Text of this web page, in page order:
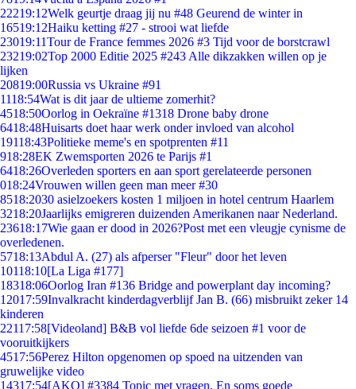
22219:12Welk geurtje draag jij nu #48 Geurend de winter in
16519:12Haiku ketting #27 - strooi wat liefde
23019:11Tour de France femmes 2026 #3 Tijd voor de borstcrawl
23219:02Top 2000 Editie 2025 #243 Alle dikzakken willen op je
lijken
20819:00Russia vs Ukraine #91
1118:54Wat is dit jaar de ultieme zomerhit?
4518:50Oorlog in Oekraïne #1318 Drone baby drone
6418:48Huisarts doet haar werk onder invloed van alcohol
19118:43Politieke meme's en spotprenten #11
918:28EK Zwemsporten 2026 te Parijs #1
6418:26Overleden sporters en aan sport gerelateerde personen
018:24Vrouwen willen geen man meer #30
8518:2030 asielzoekers kosten 1 miljoen in hotel centrum Haarlem
3218:20Jaarlijks emigreren duizenden Amerikanen naar Nederland.
23618:17Wie gaan er dood in 2026?Post met een vleugje cynisme de
overledenen.
5718:13Abdul A. (27) als afperser "Fleur" door het leven
10118:10[La Liga #177]
18318:06Oorlog Iran #136 Bridge and powerplant day incoming?
12017:59Invalkracht kinderdagverblijf Jan B. (66) misbruikt zeker 14
kinderen
22117:58[Videoland] B&B vol liefde 6de seizoen #1 voor de
vooruitkijkers
4517:56Perez Hilton opgenomen op spoed na uitzenden van
gruwelijke video
14317:54[AKQ] #3384 Topic met vragen. En soms goede